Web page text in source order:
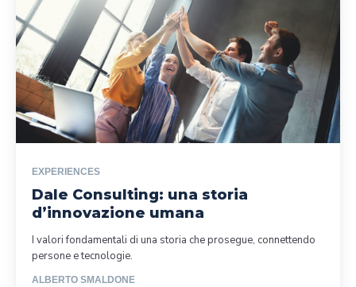
EXPERIENCES
Dale Consulting: una storia
d’innovazione umana
I valori fondamentali di una storia che prosegue, connettendo
persone e tecnologie.
ALBERTO SMALDONE